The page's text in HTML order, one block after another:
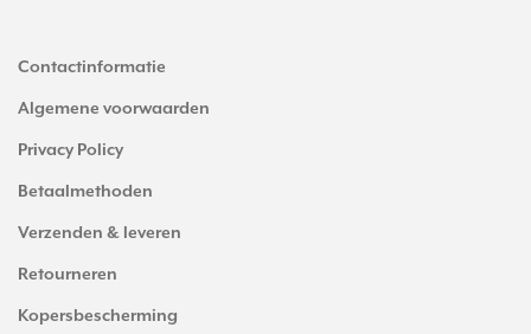
Contactinformatie
Algemene voorwaarden
Privacy Policy
Betaalmethoden
Verzenden & leveren
Retourneren
Kopersbescherming